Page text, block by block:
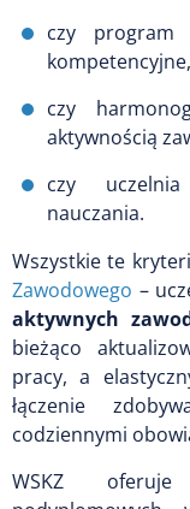
czy program
kompetencyjne,
czy
aktywnością
czy
nauczania.
Wszystkie te
Zawodowego –
aktywnych
bieżąco
pracy, a
łączenie
codziennymi
WSKZ